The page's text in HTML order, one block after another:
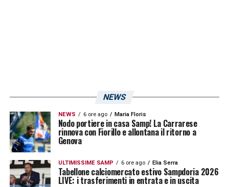
LA PLAYLIST DELLE NOSTRE TOP NEWS
NEWS
NEWS 6 ore ago Maria Floris
Nodo portiere in casa Samp! La Carrarese
rinnova con Fiorillo e allontana il ritorno a
Genova
ULTIMISSIME SAMP 6 ore ago Elia Serra
Tabellone calciomercato estivo Sampdoria 2026
LIVE: i trasferimenti in entrata e in uscita